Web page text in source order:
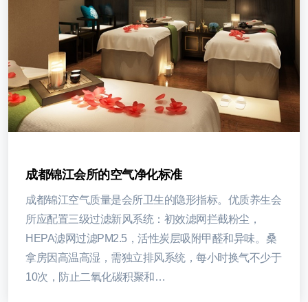
成都锦江会所的空气净化标准
成都锦江空气质量是会所卫生的隐形指标。优质养生会
所应配置三级过滤新风系统：初效滤网拦截粉尘，
HEPA滤网过滤PM2.5，活性炭层吸附甲醛和异味。桑
拿房因高温高湿，需独立排风系统，每小时换气不少于
10次，防止二氧化碳积聚和…